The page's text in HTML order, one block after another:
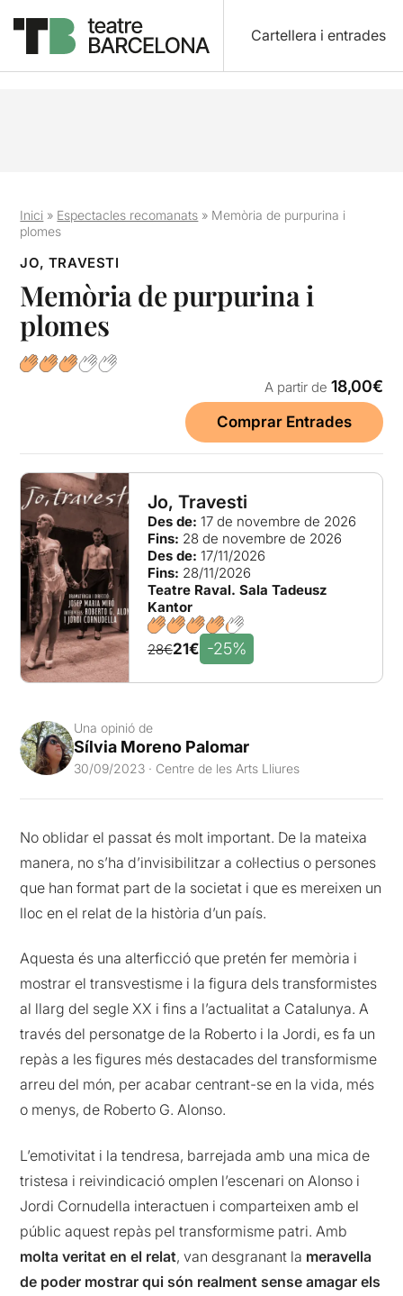
Cartellera i entrades
Inici » Espectacles recomanats » Memòria de purpurina i
plomes
JO, TRAVESTI
Memòria de purpurina i
plomes
A partir de 18,00€
Comprar Entrades
Jo, Travesti
Des de: 17 de novembre de 2026
Fins: 28 de novembre de 2026
Des de: 17/11/2026
Fins: 28/11/2026
Teatre Raval. Sala Tadeusz
Kantor
28€21€ -25%
Una opinió de
Sílvia Moreno Palomar
30/09/2023 · Centre de les Arts Lliures
No oblidar el passat és molt important. De la mateixa
manera, no s’ha d’invisibilitzar a col·lectius o persones
que han format part de la societat i que es mereixen un
lloc en el relat de la història d’un país.
Aquesta és una alterficció que pretén fer memòria i
mostrar el transvestisme i la figura dels transformistes
al llarg del segle XX i fins a l’actualitat a Catalunya. A
través del personatge de la Roberto i la Jordi, es fa un
repàs a les figures més destacades del transformisme
arreu del món, per acabar centrant-se en la vida, més
o menys, de Roberto G. Alonso.
L’emotivitat i la tendresa, barrejada amb una mica de
tristesa i reivindicació omplen l’escenari on Alonso i
Jordi Cornudella interactuen i comparteixen amb el
públic aquest repàs pel transformisme patri. Amb
molta veritat en el relat, van desgranant la meravella
de poder mostrar qui són realment sense amagar els